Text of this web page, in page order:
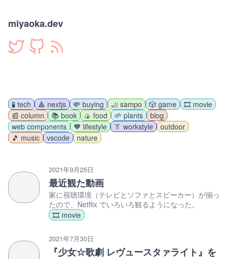
miyaoka.dev
🧪 tech 🔺 nextjs 💸 buying 🦶 sampo 🎲 game
🎞️ movie
📰 column
📚 book 🍙 food 🌱 plants
blog
web components
🧡 lifestyle 👔 workstyle
outdoor
🎵 music
vscode nature
2021年9月25日
最近観た動画
家に視聴環境（テレビとソファとスピーカー）が揃っ
たので、Netflix でいろいろ観るようになった。
🎞️ movie
2021年7月30日
『少女☆歌劇 レヴュースタァライト』を